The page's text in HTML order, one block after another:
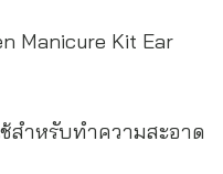
Manicure Kit Ear
สำหรับทำความสะอาด